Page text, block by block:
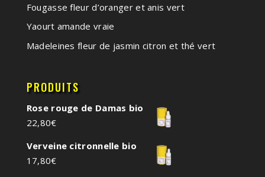
Fougasse fleur d’oranger et anis vert
Yaourt amande vraie
Madeleines fleur de jasmin citron et thé vert
PRODUITS
Rose rouge de Damas bio
22,80€
Verveine citronnelle bio
17,80€